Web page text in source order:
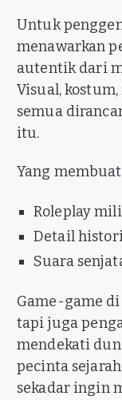
Untuk
menawarkan
autentik dari
Visual,
semua
itu.
Yang
Roleplay
Detail
Suara
Game-game
tapi juga
mendekati
pecinta
sekadar ingin